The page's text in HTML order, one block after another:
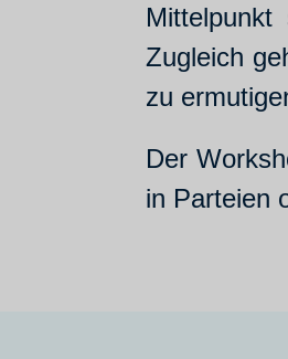
Zugleich
zu
Der
in Parteien